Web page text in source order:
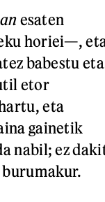
esaten
horiei—, eta
babestu eta
etor
eta
gainetik
nabil; ez